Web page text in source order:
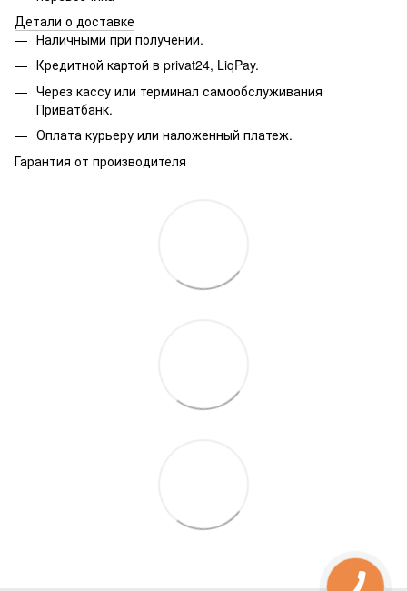
Детали о доставке
Наличными при получении.
Кредитной картой в privat24, LiqPay.
Через кассу или терминал самообслуживания
Приватбанк.
Оплата курьеру или наложенный платеж.
Гарантия от производителя